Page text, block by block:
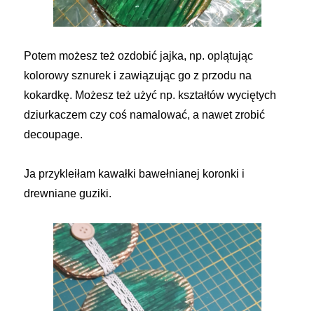
Potem możesz też ozdobić jajka, np. oplątując
kolorowy sznurek i zawiązując go z przodu na
kokardkę. Możesz też użyć np. kształtów wyciętych
dziurkaczem czy coś namalować, a nawet zrobić
decoupage.
Ja przykleiłam kawałki bawełnianej koronki i
drewniane guziki.